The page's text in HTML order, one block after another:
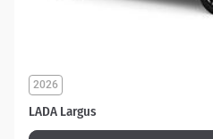
LADA Largus
2026